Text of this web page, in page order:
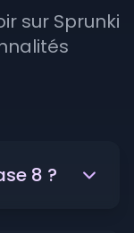
sur Sprunki
8 ?